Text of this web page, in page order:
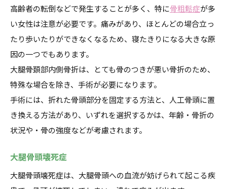
高齢者の転倒などで発生することが多く、特に骨粗鬆症が多
い女性は注意が必要です。痛みがあり、ほとんどの場合立っ
たり歩いたりができなくなるため、寝たきりになる大きな原
因の一つでもあります。
大腿骨頚部内側骨折は、とても骨のつきが悪い骨折のため、
特殊な場合を除き、手術が必要になります。
手術には、折れた骨頭部分を固定する方法と、人工骨頭に置
き換える方法があり、いずれを選択するかは、年齢・骨折の
状況や・骨の強度などが考慮されます。
大腿骨頭壊死症
大腿骨頭壊死症は、大腿骨頭への血流が妨げられて起こる疾